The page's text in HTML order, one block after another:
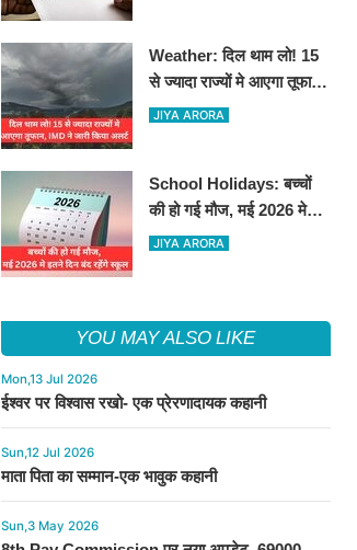
Weather: दिल थाम लो! 15
से ज्यादा राज्यों मे आएगा तूफान,
IMD ने जारी किया अलर्ट
JIYA ARORA
School Holidays: बच्चों
की हो गई मौज, मई 2026 मे
इतने दिन बंद रहेंगे स्कूल
JIYA ARORA
YOU MAY ALSO LIKE
Mon,13 Jul 2026
ईश्वर पर विश्वास रखो- एक प्रेरणादायक कहानी
Sun,12 Jul 2026
माता पिता का सम्मान-एक भावुक कहानी
Sun,3 May 2026